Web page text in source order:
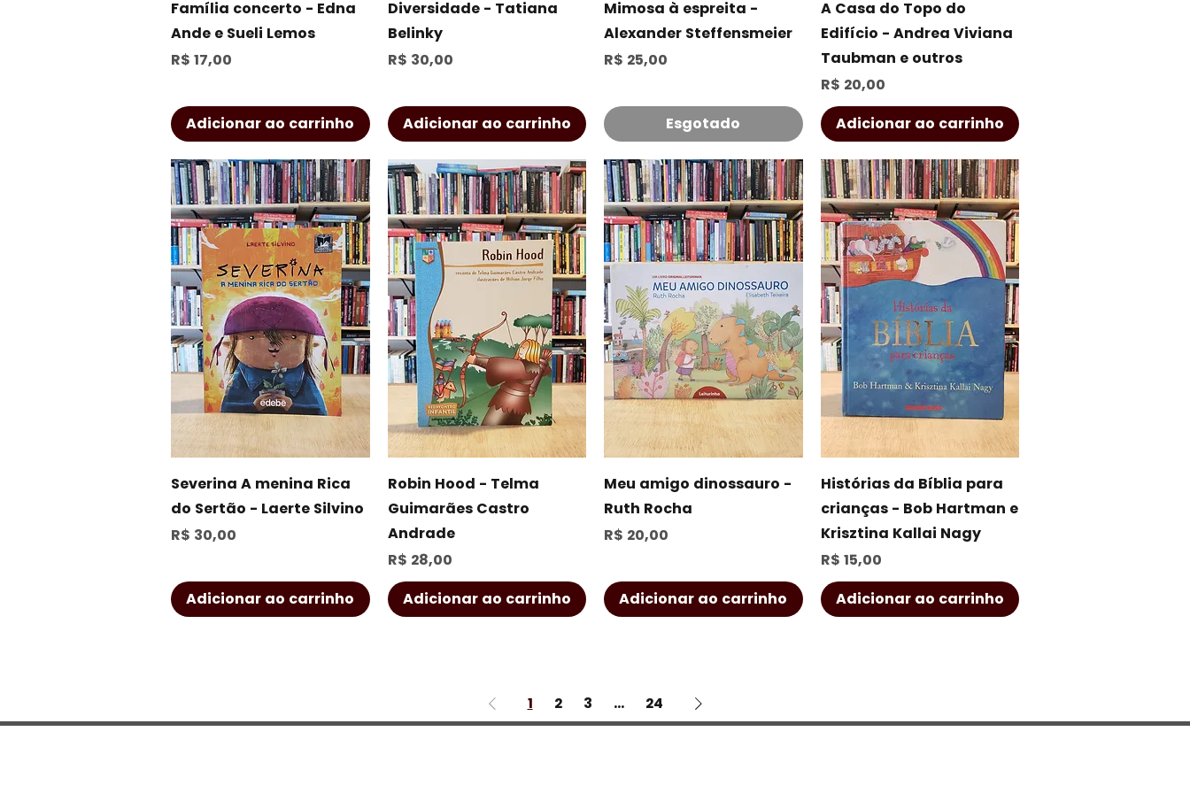
Visualização rápida
Família concerto - Edna
Ande e Sueli Lemos
Preço
R$ 17,00
Adicionar ao carrinho
Visualização rápida
Diversidade - Tatiana
Belinky
Preço
R$ 30,00
Adicionar ao carrinho
Visualização rápida
Mimosa à espreita -
Alexander Steffensmeier
Preço
R$ 25,00
Esgotado
Visualização rápida
A Casa do Topo do
Edifício - Andrea Viviana
Taubman e outros
Preço
R$ 20,00
Adicionar ao carrinho
Visualização rápida
Severina A menina Rica
do Sertão - Laerte Silvino
Preço
R$ 30,00
Adicionar ao carrinho
Visualização rápida
Robin Hood - Telma
Guimarães Castro
Andrade
Preço
R$ 28,00
Adicionar ao carrinho
Visualização rápida
Meu amigo dinossauro -
Ruth Rocha
Preço
R$ 20,00
Adicionar ao carrinho
Visualização rápida
Histórias da Bíblia para
crianças - Bob Hartman e
Krisztina Kallai Nagy
Preço
R$ 15,00
Adicionar ao carrinho
1 2 3 ... 24